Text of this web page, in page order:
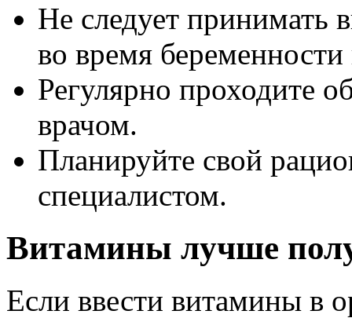
Не следует принимать
во время беременности
Регулярно проходите
врачом.
Планируйте свой
специалистом.
Витамины лучше
Если ввести витамины в